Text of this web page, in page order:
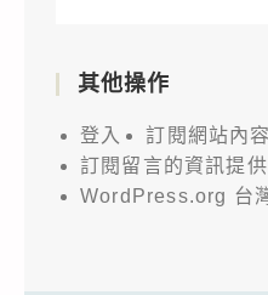
其他操作
登入
訂閱網站內
訂閱留言的資訊提供
WordPress.org 台